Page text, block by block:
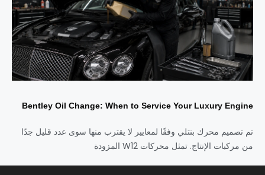
Bentley Oil Change: When to Service Your Luxury Engine
تم تصميم محرك بنتلي وفقًا لمعايير لا يقترب منها سوى عدد قليل جدًا
من مركبات الإنتاج. تمثل محركات W12 المزودة